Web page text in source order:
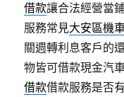
借款讓合法經營當
服務常見大安區機
關週轉利息客戶的
物皆可借款現金汽
借款借款服務是否